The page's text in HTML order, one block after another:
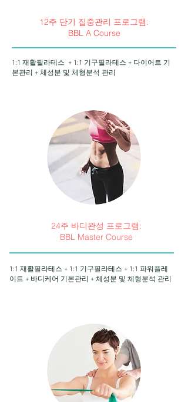
12주 단기 집중관리 프로그램:
BBL A Course
1:1 재활필라테스 + 1:1 기구필라테스 + 다이어트 기
본관리 + 체성분 및 체형분석 관리
24주 바디완성 프로그램:
BBL Master Course
1:1 재활필라테스 + 1:1 기구필라테스 + 1:1 파워플레
이트 + 바디케어 기본관리 + 체성분 및 체형분석 관리